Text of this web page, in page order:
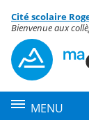
Menu de la
Contenu
Cité scolaire
Bienvenue aux
MENU